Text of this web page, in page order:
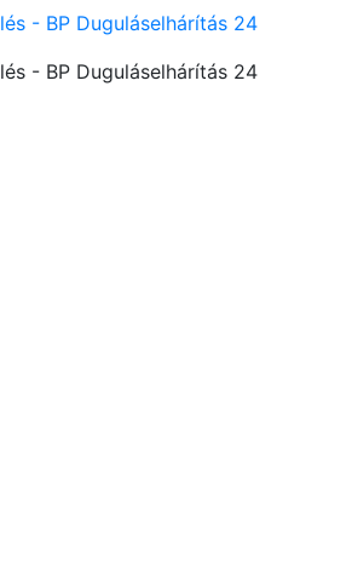
- BP Duguláselhárítás 24
- BP Duguláselhárítás 24